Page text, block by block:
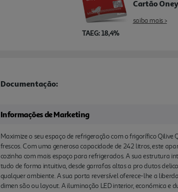
TAEG: 18,4%
Cartão
saiba mais >
Documentação:
Informações de Marketing
Maximize o seu espaço de refrigeração com o frigorífico
frescos. Com uma generosa capacidade de 242 litros, este
cozinha com mais espaço para refrigerados. A sua estrutura
tudo de forma intuitiva, desde garrafas altas a pro dutos
qualquer ambiente. A sua porta reversível oferece-lhe a
dimen são ou layout. A iluminação LED interior, económica e